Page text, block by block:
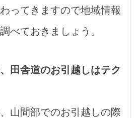
ってきますので地域情報
べておきましょう。
田舎道のお引越しはテク
山間部でのお引越しの際